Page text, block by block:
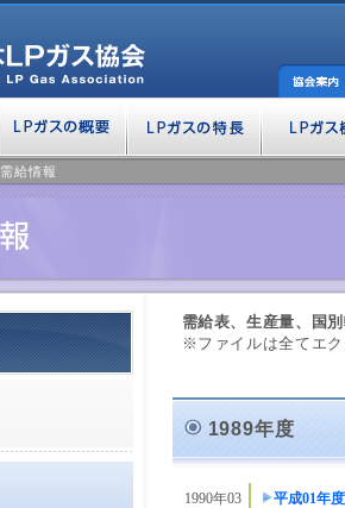
需給情報
需給表、生産量、国
※ファイルは全てエ
1989年度
1990年03
平成01年